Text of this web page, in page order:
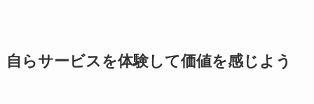
自らサービスを体験して価値を感じよう